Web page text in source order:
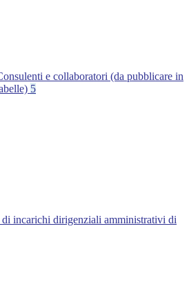
e collaboratori (da pubblicare in
5
incarichi dirigenziali amministrativi di